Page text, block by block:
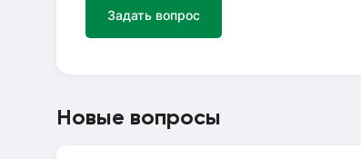
Задать вопрос
Новые вопросы